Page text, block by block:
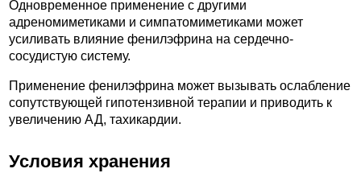
Одновременное применение с другими
адреномиметиками и симпатомиметиками может
усиливать влияние фенилэфрина на сердечно-
сосудистую систему.
Применение фенилэфрина может вызывать ослабление
сопутствующей гипотензивной терапии и приводить к
увеличению АД, тахикардии.
Условия хранения